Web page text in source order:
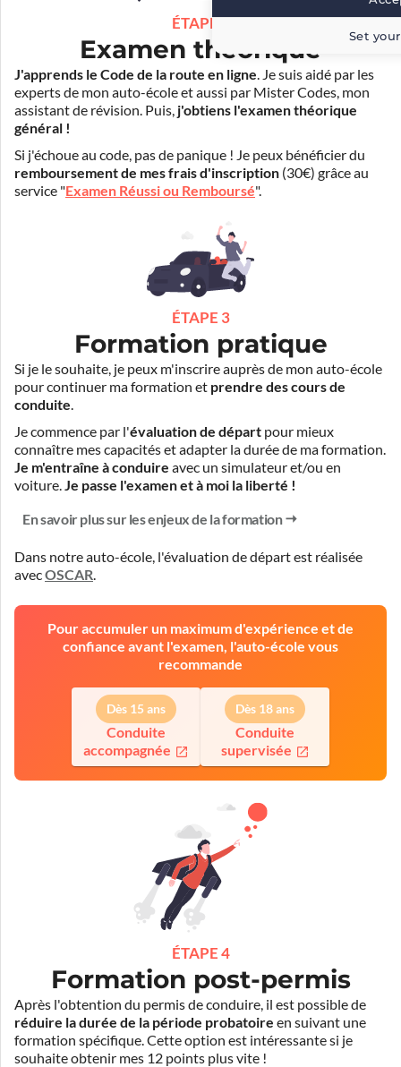
ÉTAPE 2
Examen théorique
J'apprends le Code de la route en ligne. Je suis aidé par les
experts de mon auto-école et aussi par Mister Codes, mon
assistant de révision. Puis, j'obtiens l'examen théorique
général !
Si j'échoue au code, pas de panique ! Je peux bénéficier du
remboursement de mes frais d'inscription (30€) grâce au
service "Examen Réussi ou Remboursé".
ÉTAPE 3
Formation pratique
Si je le souhaite, je peux m'inscrire auprès de mon auto-école
pour continuer ma formation et prendre des cours de
conduite.
Je commence par l'évaluation de départ pour mieux
connaître mes capacités et adapter la durée de ma formation.
Je m'entraîne à conduire avec un simulateur et/ou en
voiture.Je passe l'examen et à moi la liberté !
En savoir plus sur les enjeux de la formation
Dans notre auto-école, l'évaluation de départ est réalisée
avecOSCAR.
Pour accumuler un maximum d'expérience et de
confiance avant l'examen, l'auto-école vous
recommande
Dès 15 ans
Conduite
accompagnée
Dès 18 ans
Conduite
supervisée
ÉTAPE 4
Formation post-permis
Après l'obtention du permis de conduire, il est possible de
réduire la durée de la période probatoire en suivant une
formation spécifique. Cette option est intéressante si je
souhaite obtenir mes 12 points plus vite !
Set